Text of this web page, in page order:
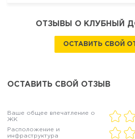
ОТЗЫВЫ О КЛУБНЫЙ
ОСТАВИТЬ СВОЙ
ОСТАВИТЬ СВОЙ ОТЗЫВ
Ваше общее впечатление о
ЖК
Расположение и
инфраструктура